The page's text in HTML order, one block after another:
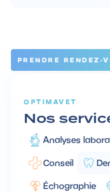
PRENDRE RENDEZ-
OPTIMAVET
Nos
Analyses
Conseil
Échographie